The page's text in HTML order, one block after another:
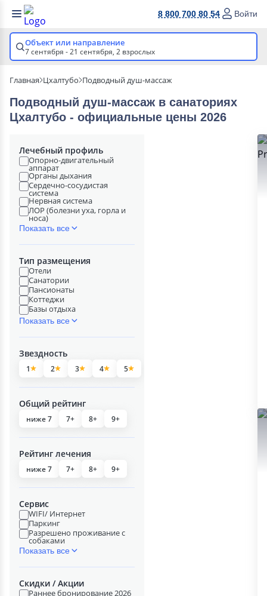
8 800 700 80 54 Войти
Объект или направление
7 сентября - 21 сентября, 2 взрослых
Главная Цхалтубо Подводный душ-массаж
Подводный душ-массаж в cанаториях
Цхалтубо - официальные цены 2026
Лечебный профиль
Опорно-двигательный
аппарат
Органы дыхания
Сердечно-сосудистая
система
Нервная система
ЛОР (болезни уха, горла и
носа)
Показать все
Тип размещения
Отели
Санатории
Пансионаты
Коттеджи
Базы отдыха
Показать все
Звездность
1 2 3 4 5
Общий рейтинг
ниже 7 7+ 8+ 9+
Рейтинг лечения
ниже 7 7+ 8+ 9+
Сервис
WIFI/ Интернет
Паркинг
Разрешено проживание с
собаками
Показать все
Скидки / Акции
Раннее бронирование 2026